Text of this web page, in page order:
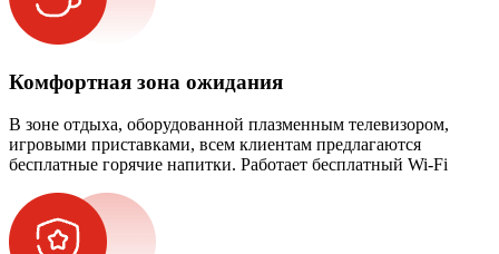
Комфортная зона ожидания
В зоне отдыха, оборудованной плазменным телевизором,
игровыми приставками, всем клиентам предлагаются
бесплатные горячие напитки. Работает бесплатный Wi-Fi